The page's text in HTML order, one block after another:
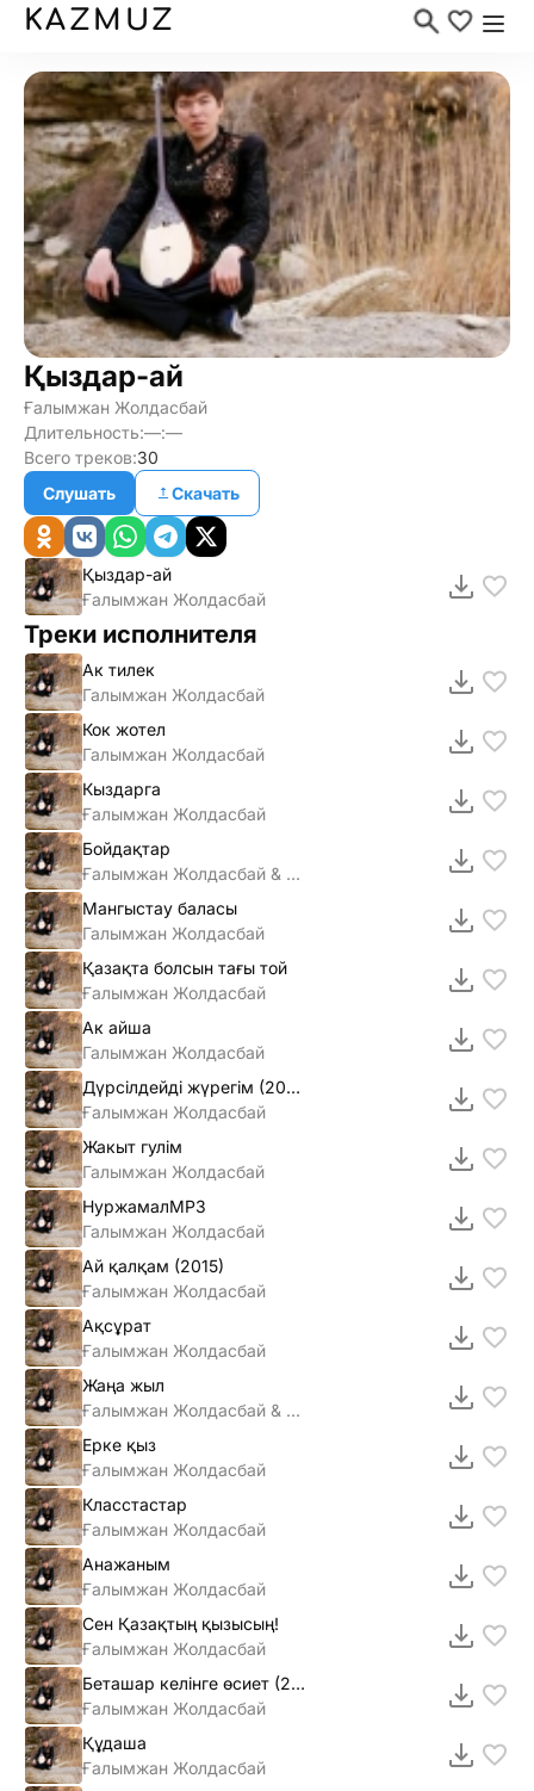
KAZMUZ
Қыздар-ай
Ғалымжан Жолдасбай
Длительность:—:—
Всего треков:30
Слушать
Скачать
Қыздар-ай
Ғалымжан Жолдасбай
Треки исполнителя
Ак тилек
Галымжан Жолдасбай
Кок жотел
Галымжан Жолдасбай
Кыздарга
Ғалымжан Жолдасбай
Бойдақтар
Ғалымжан Жолдасбай & Жақау
Мангыстау баласы
Галымжан Жолдасбай
Қазақта болсын тағы той
Ғалымжан Жолдасбай
Ак айша
Галымжан Жолдасбай
Дүрсілдейді жүрегім (2016)
Ғалымжан Жолдасбай
Жакыт гулiм
Галымжан Жолдасбай
НуржамалMP3
Галымжан Жолдасбай
Ай қалқам (2015)
Ғалымжан Жолдасбай
Ақсұрат
Ғалымжан Жолдасбай
Жаңа жыл
Ғалымжан Жолдасбай & Дегдар Жолдасбай
Ерке қыз
Ғалымжан Жолдасбай
Класстастар
Ғалымжан Жолдасбай
Анажаным
Ғалымжан Жолдасбай
Сен Қазақтың қызысың!
Ғалымжан Жолдасбай
Беташар келінге өсиет (2016)
Ғалымжан Жолдасбай
Құдаша
Ғалымжан Жолдасбай